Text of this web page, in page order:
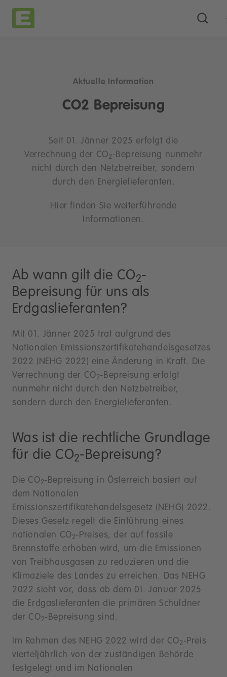
Aktuelle Information
CO2 Bepreisung
Seit 01. Jänner 2025 erfolgt die
Verrechnung der CO2 -Bepreisung nunmehr
nicht durch den Netzbetreiber, sondern
durch den Energielieferanten.
Hier finden Sie weiterführende
Informationen.
Ab wann gilt die CO2-
Bepreisung für uns als
Erdgaslieferanten?
Mit 01. Jänner 2025 trat aufgrund des
Nationalen Emissionszertifikatehandelsgesetzes
2022 (NEHG 2022) eine Änderung in Kraft. Die
Verrechnung der CO2-Bepreisung erfolgt
nunmehr nicht durch den Netzbetreiber,
sondern durch den Energielieferanten.
Was ist die rechtliche Grundlage
für die CO2-Bepreisung?
Die CO2-Bepreisung in Österreich basiert auf
dem Nationalen
Emissionszertifikatehandelsgesetz (NEHG) 2022.
Dieses Gesetz regelt die Einführung eines
nationalen CO2-Preises, der auf fossile
Brennstoffe erhoben wird, um die Emissionen
von Treibhausgasen zu reduzieren und die
Klimaziele des Landes zu erreichen. Das NEHG
2022 sieht vor, dass ab dem 01. Januar 2025
die Erdgaslieferanten die primären Schuldner
der CO2-Bepreisung sind.
Im Rahmen des NEHG 2022 wird der CO2 -Preis
vierteljährlich von der zuständigen Behörde
festgelegt und im Nationalen